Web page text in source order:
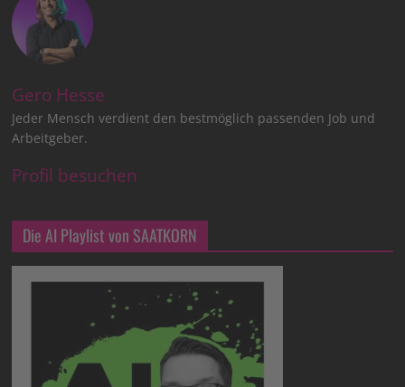
Gero Hesse
Jeder Mensch verdient den bestmöglich passenden Job und
Arbeitgeber.
Profil besuchen
Die AI Playlist von SAATKORN